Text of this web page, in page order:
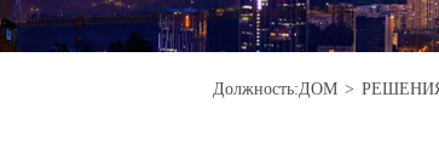
Должность:ДОМ >